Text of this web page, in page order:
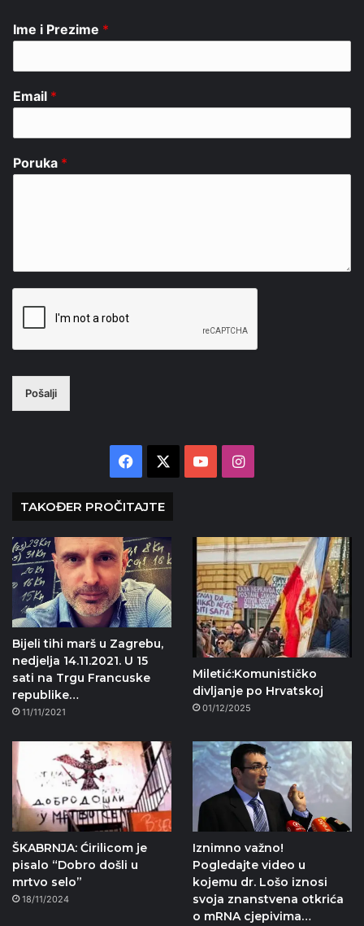
Ime i Prezime *
Email *
Poruka *
Pošalji
Facebook YouTubeInstagram
TAKOĐER PROČITAJTE
Bijeli tihi marš u Zagrebu,
nedjelja 14.11.2021. U 15
sati na Trgu Francuske
republike…
11/11/2021
Miletić:Komunističko
divljanje po Hrvatskoj
01/12/2025
ŠKABRNJA: Ćirilicom je
pisalo “Dobro došli u
mrtvo selo”
18/11/2024
Iznimno važno!
Pogledajte video u
kojemu dr. Lošo iznosi
svoja znanstvena otkrića
o mRNA cjepivima…